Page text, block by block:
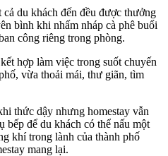
du khách đến đều được thưởng
bình khi nhấm nháp cà phê buổi
công riêng trong phòng.
hợp làm việc trong suốt chuyến
vừa thoải mái, thư giãn, tìm
thức dậy nhưng homestay vẫn
bếp để du khách có thể nấu một
khí trong lành của thành phố
mang lại.